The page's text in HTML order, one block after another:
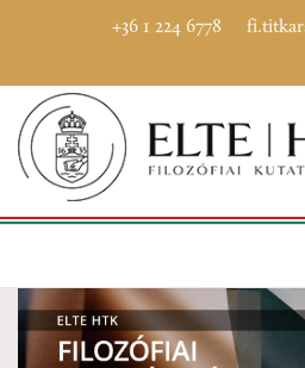
+36 1 224 6778